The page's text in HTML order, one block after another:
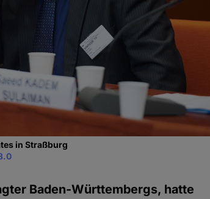
in Straßburg
Baden-Württembergs, hatte